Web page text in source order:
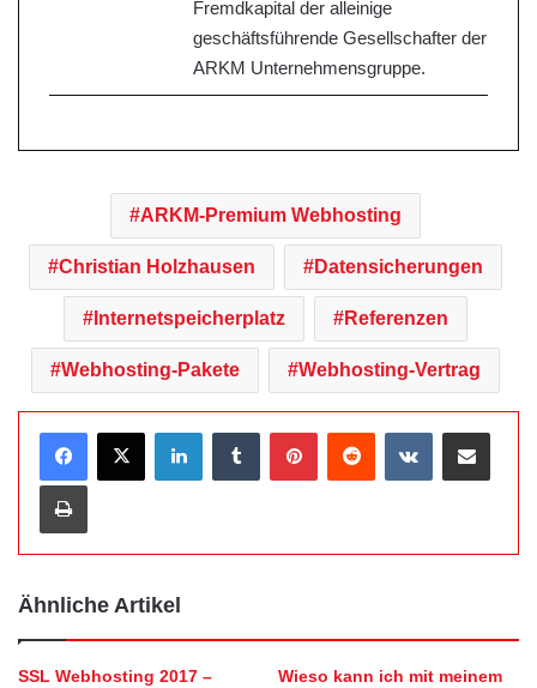
Fremdkapital der alleinige
geschäftsführende Gesellschafter der
ARKM Unternehmensgruppe.
ARKM-Premium Webhosting
Christian Holzhausen Datensicherungen
Internetspeicherplatz Referenzen
Webhosting-Pakete Webhosting-Vertrag
Ähnliche Artikel
SSL Webhosting 2017 –
Wieso kann ich mit meinem